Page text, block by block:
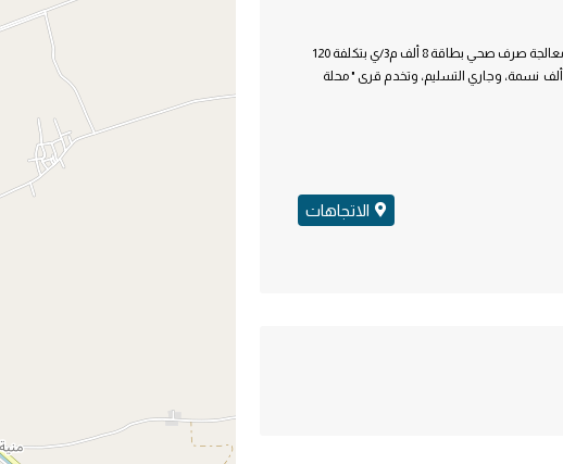
محطة معالجة صرف صحي محلة دياي يتكون المشروع من محطة معالجة صرف صحي بطاقة 8 ألف م3/ي بتكلفة 120
مليون جنيه، تقع على مساحة 4 أفدنة و 21 قيراط، يستفيد منها 65 ألف نسمة، وجاري التسليم، وتخدم قرى " محلة
الاتجاهات